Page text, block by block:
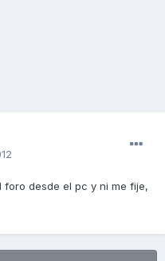
foro desde el pc y ni me fije,